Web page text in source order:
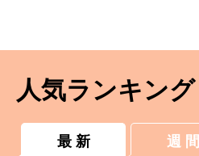
人気ランキング
最 新 週 間